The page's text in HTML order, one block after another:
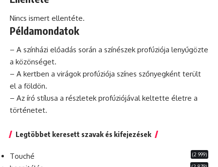
Nincs ismert ellentéte.
Példamondatok
– A színházi előadás során a színészek profúziója lenyűgözte
a közönséget.
– A kertben a virágok profúziója színes szőnyegként terült
el a földön.
– Az író stílusa a részletek profúziójával keltette életre a
történetet.
Legtöbbet keresett szavak és kifejezések
Touché (2 999)